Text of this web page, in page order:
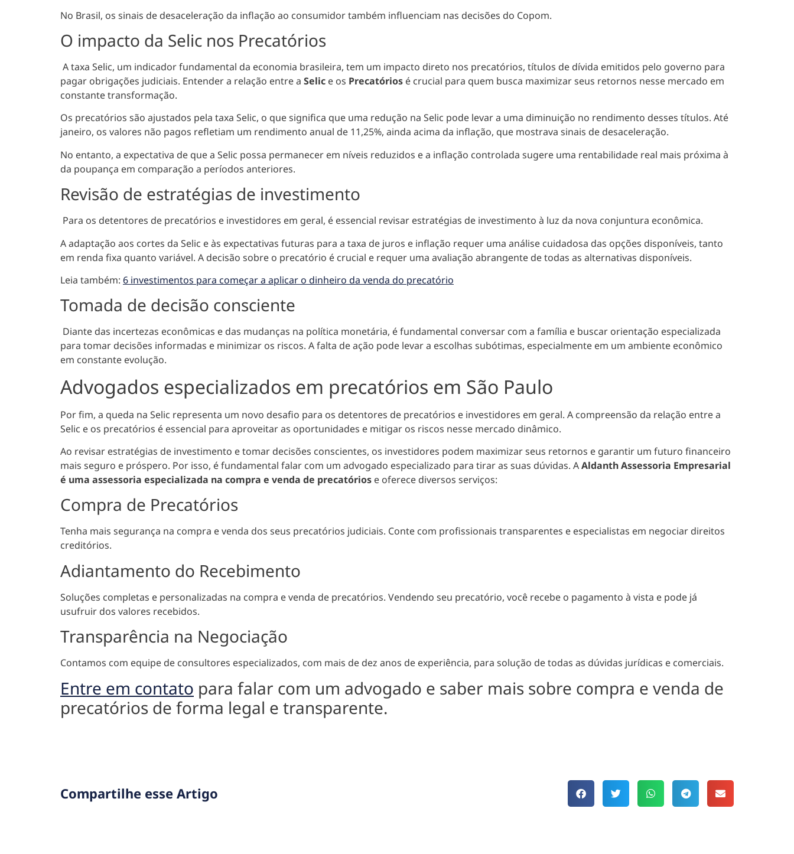
No Brasil, os sinais de desaceleração da inflação ao consumidor também influenciam nas decisões do Copom.
O impacto da Selic nos Precatórios
A taxa Selic, um indicador fundamental da economia brasileira, tem um impacto direto nos precatórios, títulos de dívida emitidos pelo governo para
pagar obrigações judiciais. Entender a relação entre a Selic e os Precatórios é crucial para quem busca maximizar seus retornos nesse mercado em
constante transformação.
Os precatórios são ajustados pela taxa Selic, o que significa que uma redução na Selic pode levar a uma diminuição no rendimento desses títulos. Até
janeiro, os valores não pagos refletiam um rendimento anual de 11,25%, ainda acima da inflação, que mostrava sinais de desaceleração.
No entanto, a expectativa de que a Selic possa permanecer em níveis reduzidos e a inflação controlada sugere uma rentabilidade real mais próxima à
da poupança em comparação a períodos anteriores.
Revisão de estratégias de investimento
Para os detentores de precatórios e investidores em geral, é essencial revisar estratégias de investimento à luz da nova conjuntura econômica.
A adaptação aos cortes da Selic e às expectativas futuras para a taxa de juros e inflação requer uma análise cuidadosa das opções disponíveis, tanto
em renda fixa quanto variável. A decisão sobre o precatório é crucial e requer uma avaliação abrangente de todas as alternativas disponíveis.
Leia também: 6 investimentos para começar a aplicar o dinheiro da venda do precatório
Tomada de decisão consciente
Diante das incertezas econômicas e das mudanças na política monetária, é fundamental conversar com a família e buscar orientação especializada
para tomar decisões informadas e minimizar os riscos. A falta de ação pode levar a escolhas subótimas, especialmente em um ambiente econômico
em constante evolução.
Advogados especializados em precatórios em São Paulo
Por fim, a queda na Selic representa um novo desafio para os detentores de precatórios e investidores em geral. A compreensão da relação entre a
Selic e os precatórios é essencial para aproveitar as oportunidades e mitigar os riscos nesse mercado dinâmico.
Ao revisar estratégias de investimento e tomar decisões conscientes, os investidores podem maximizar seus retornos e garantir um futuro financeiro
mais seguro e próspero. Por isso, é fundamental falar com um advogado especializado para tirar as suas dúvidas. AAldanth Assessoria Empresarial
é uma assessoria especializada na compra e venda de precatórios e oferece diversos serviços:
Compra de Precatórios
Tenha mais segurança na compra e venda dos seus precatórios judiciais. Conte com profissionais transparentes e especialistas em negociar direitos
creditórios.
Adiantamento do Recebimento
Soluções completas e personalizadas na compra e venda de precatórios. Vendendo seu precatório, você recebe o pagamento à vista e pode já
usufruir dos valores recebidos.
Transparência na Negociação
Contamos com equipe de consultores especializados, com mais de dez anos de experiência, para solução de todas as dúvidas jurídicas e comerciais.
Entre em contato para falar com um advogado e saber mais sobre compra e venda de
precatórios de forma legal e transparente.
Compartilhe esse Artigo